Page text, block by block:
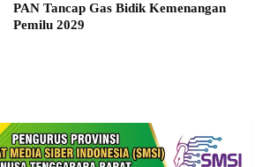
PAN Tancap Gas Bidik Kemenangan
Pemilu 2029